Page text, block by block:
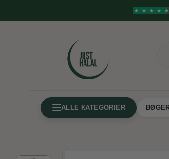
ALLE KATEGORIER BØGER